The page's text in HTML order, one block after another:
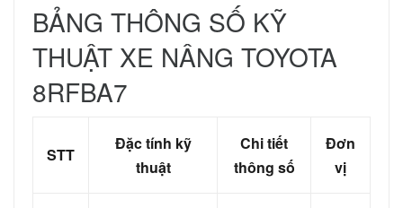
BẢNG THÔNG SỐ KỸ
THUẬT XE NÂNG TOYOTA
8RFBA7
STT
Đặc tính kỹ
thuật
Chi tiết
thông số
Đơn
vị